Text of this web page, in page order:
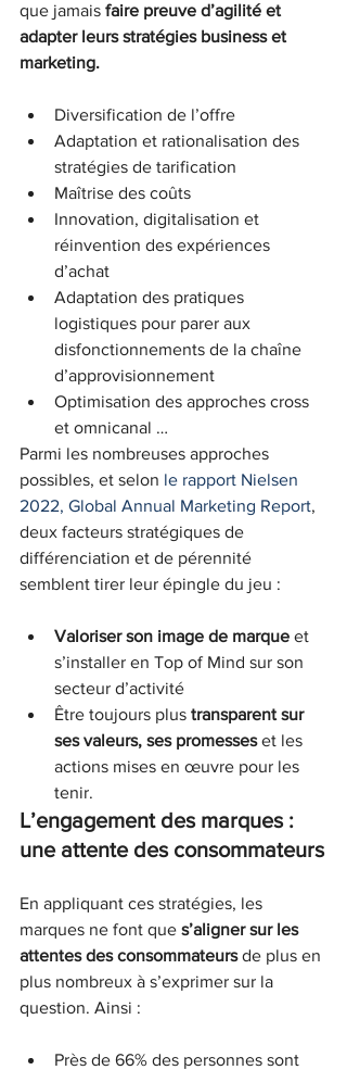
que jamais faire preuve d’agilité et
adapter leurs stratégies business et
marketing.
Diversification de l’offre
Adaptation et rationalisation des
stratégies de tarification
Maîtrise des coûts
Innovation, digitalisation et
réinvention des expériences
d’achat
Adaptation des pratiques
logistiques pour parer aux
disfonctionnements de la chaîne
d’approvisionnement
Optimisation des approches cross
et omnicanal …
Parmi les nombreuses approches
possibles, et selon le rapport Nielsen
2022, Global Annual Marketing Report,
deux facteurs stratégiques de
différenciation et de pérennité
semblent tirer leur épingle du jeu :
Valoriser son image de marque et
s’installer en Top of Mind sur son
secteur d’activité
Être toujours plus transparent sur
ses valeurs, ses promesses et les
actions mises en œuvre pour les
tenir.
L’engagement des marques :
une attente des consommateurs
En appliquant ces stratégies, les
marques ne font que s’aligner sur les
attentes des consommateurs de plus en
plus nombreux à s’exprimer sur la
question. Ainsi :
Près de 66% des personnes sont